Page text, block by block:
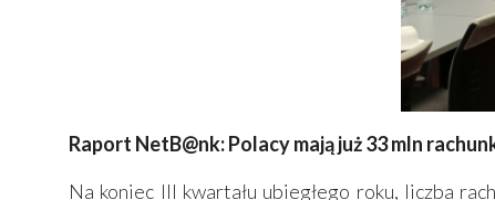
Raport NetB@nk: Polacy mają już 33 mln
Na koniec III kwartału ubiegłego roku, liczba